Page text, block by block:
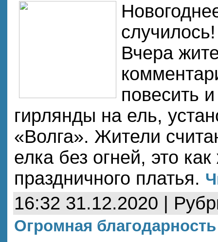
случилось!
Вчера
повесить
гирлянды на ель,
«Волга». Жители
елка без огней, это
праздничного платья.
16:32 31.12.2020 |
Огромная благодарность